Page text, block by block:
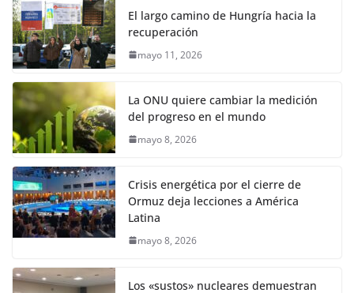
El largo camino de Hungría hacia la
recuperación
mayo 11, 2026
La ONU quiere cambiar la medición
del progreso en el mundo
mayo 8, 2026
Crisis energética por el cierre de
Ormuz deja lecciones a América
Latina
mayo 8, 2026
Los «sustos» nucleares demuestran